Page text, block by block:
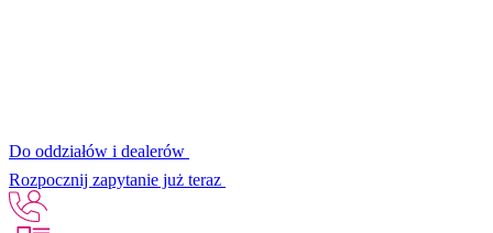
Do oddziałów i dealerów
Rozpocznij zapytanie już teraz